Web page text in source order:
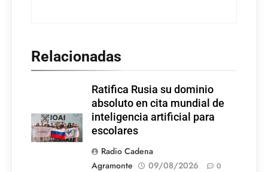
Relacionadas
Ratifica Rusia su dominio
absoluto en cita mundial de
inteligencia artificial para
escolares
Radio Cadena
Agramonte
09/08/2026 0